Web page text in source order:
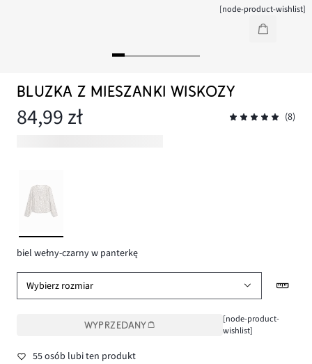
[node-product-wishlist]
BLUZKA Z MIESZANKI WISKOZY
84,99 zł (8)
biel wełny-czarny w panterkę
Wybierz rozmiar
WYPRZEDANY
[node-product-
wishlist]
55 osób lubi ten produkt